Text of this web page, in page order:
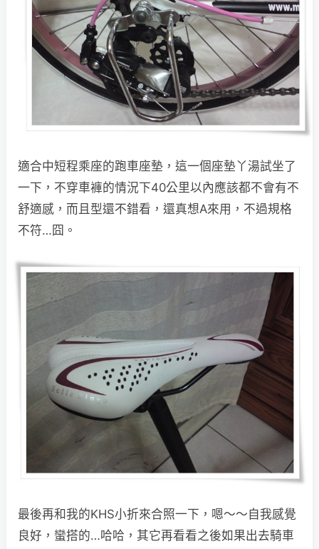
適合中短程乘座的跑車座墊，這一個座墊丫湯試坐了
一下，不穿車褲的情況下40公里以內應該都不會有不
舒適感，而且型還不錯看，還真想A來用，不過規格
不符…囧。
最後再和我的KHS小折來合照一下，嗯～～自我感覺
良好，蠻搭的…哈哈，其它再看看之後如果出去騎車